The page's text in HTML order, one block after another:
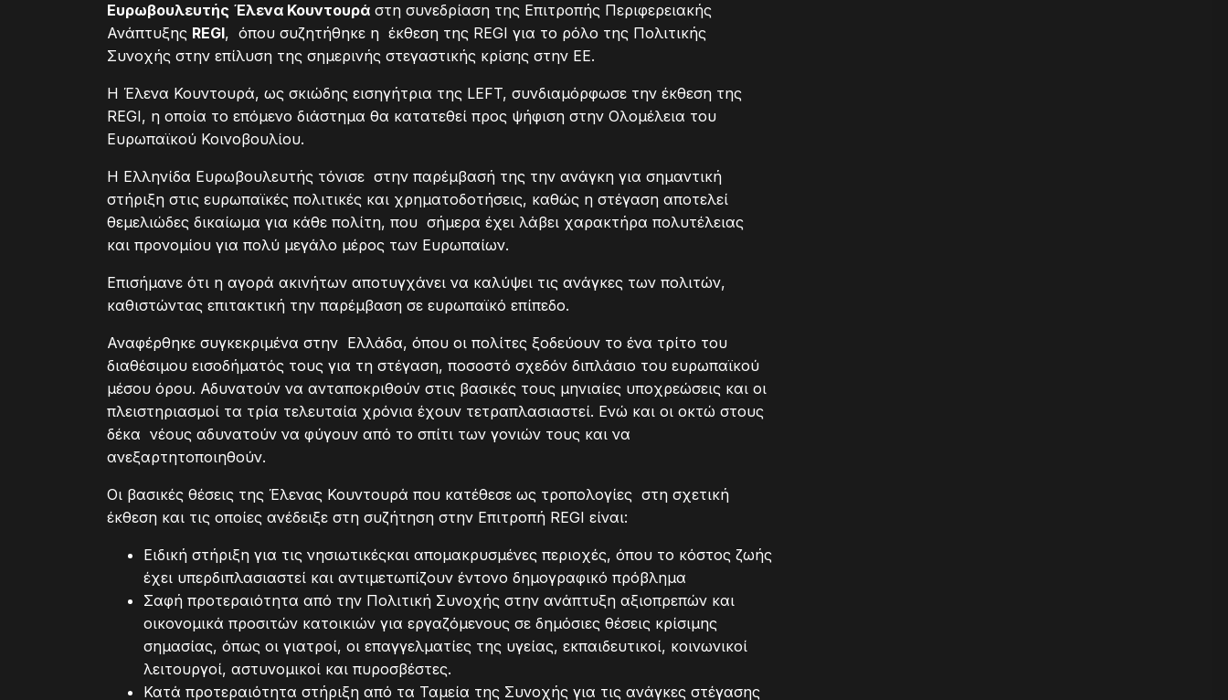
Ευρωβουλευτής Έλενα Κουντουρά στη συνεδρίαση της Επιτροπής Περιφερειακής
Ανάπτυξης REGI, όπου συζητήθηκε η έκθεση της REGI για το ρόλο της Πολιτικής
Συνοχής στην επίλυση της σημερινής στεγαστικής κρίσης στην ΕΕ.
Η Έλενα Κουντουρά, ως σκιώδης εισηγήτρια της LEFT, συνδιαμόρφωσε την έκθεση της
REGI, η οποία το επόμενο διάστημα θα κατατεθεί προς ψήφιση στην Ολομέλεια του
Ευρωπαϊκού Κοινοβουλίου.
Η Ελληνίδα Ευρωβουλευτής τόνισε στην παρέμβασή της την ανάγκη για σημαντική
στήριξη στις ευρωπαϊκές πολιτικές και χρηματοδοτήσεις, καθώς η στέγαση αποτελεί
θεμελιώδες δικαίωμα για κάθε πολίτη, που σήμερα έχει λάβει χαρακτήρα πολυτέλειας
και προνομίου για πολύ μεγάλο μέρος των Ευρωπαίων.
Επισήμανε ότι η αγορά ακινήτων αποτυγχάνει να καλύψει τις ανάγκες των πολιτών,
καθιστώντας επιτακτική την παρέμβαση σε ευρωπαϊκό επίπεδο.
Αναφέρθηκε συγκεκριμένα στην Ελλάδα, όπου οι πολίτες ξοδεύουν το ένα τρίτο του
διαθέσιμου εισοδήματός τους για τη στέγαση, ποσοστό σχεδόν διπλάσιο του ευρωπαϊκού
μέσου όρου. Αδυνατούν να ανταποκριθούν στις βασικές τους μηνιαίες υποχρεώσεις και οι
πλειστηριασμοί τα τρία τελευταία χρόνια έχουν τετραπλασιαστεί. Ενώ και οι οκτώ στους
δέκα νέους αδυνατούν να φύγουν από το σπίτι των γονιών τους και να
ανεξαρτητοποιηθούν.
Οι βασικές θέσεις της Έλενας Κουντουρά που κατέθεσε ως τροπολογίες στη σχετική
έκθεση και τις οποίες ανέδειξε στη συζήτηση στην Επιτροπή REGI είναι:
Ειδική στήριξη για τις νησιωτικέςκαι απομακρυσμένες περιοχές, όπου το κόστος ζωής
έχει υπερδιπλασιαστεί και αντιμετωπίζουν έντονο δημογραφικό πρόβλημα
Σαφή προτεραιότητα από την Πολιτική Συνοχής στην ανάπτυξη αξιοπρεπών και
οικονομικά προσιτών κατοικιών για εργαζόμενους σε δημόσιες θέσεις κρίσιμης
σημασίας, όπως οι γιατροί, οι επαγγελματίες της υγείας, εκπαιδευτικοί, κοινωνικοί
λειτουργοί, αστυνομικοί και πυροσβέστες.
Κατά προτεραιότητα στήριξη από τα Ταμεία της Συνοχής για τις ανάγκες στέγασης